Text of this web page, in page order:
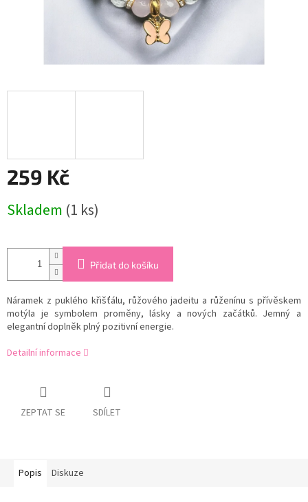
259 Kč
cena:
Skladem (1 ks)
Přidat do košíku
Náramek z puklého křišťálu, růžového jadeitu a růženínu s přívěskem
motýla je symbolem proměny, lásky a nových začátků. Jemný a
elegantní doplněk plný pozitivní energie.
Detailní informace
ZEPTAT SE SDÍLET
Popis Diskuze